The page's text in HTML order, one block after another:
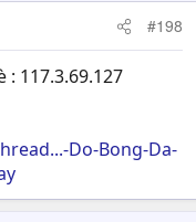
#198
117.3.69.127
Do-Bong-Da-